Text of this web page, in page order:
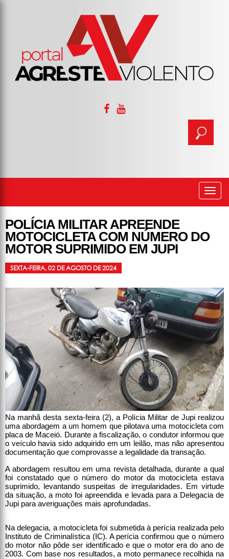
POLÍCIA MILITAR APREENDE
MOTOCICLETA COM NÚMERO DO
MOTOR SUPRIMIDO EM JUPI
SEXTA-FEIRA, 02 DE AGOSTO DE 2024
Na manhã desta sexta-feira (2), a Polícia Militar de Jupi realizou
uma abordagem a um homem que pilotava uma motocicleta com
placa de Maceió. Durante a fiscalização, o condutor informou que
o veículo havia sido adquirido em um leilão, mas não apresentou
documentação que comprovasse a legalidade da transação.
A abordagem resultou em uma revista detalhada, durante a qual
foi constatado que o número do motor da motocicleta estava
suprimido, levantando suspeitas de irregularidades. Em virtude
da situação, a moto foi apreendida e levada para a Delegacia de
Jupi para averiguações mais aprofundadas.
Na delegacia, a motocicleta foi submetida à perícia realizada pelo
Instituto de Criminalística (IC). A perícia confirmou que o número
do motor não pôde ser identificado e que o motor era do ano de
2003. Com base nos resultados, a moto permanece recolhida na